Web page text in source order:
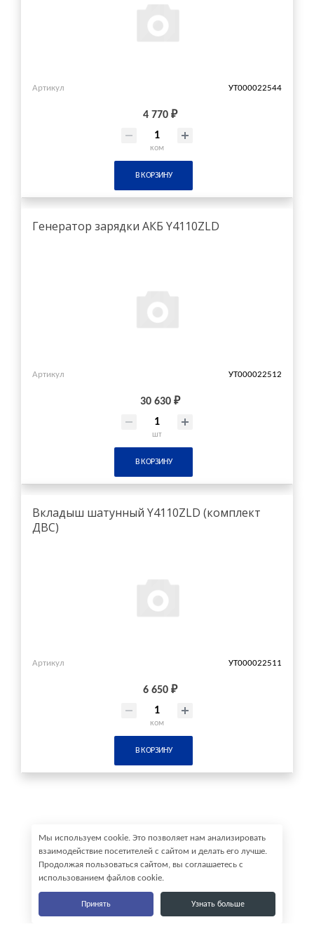
Артикул УТ000022544
4 770 ₽
ком
В КОРЗИНУ
Генератор зарядки АКБ Y4110ZLD
Артикул УТ000022512
30 630 ₽
шт
В КОРЗИНУ
Вкладыш шатунный Y4110ZLD (комплект
ДВС)
Артикул УТ000022511
6 650 ₽
ком
В КОРЗИНУ
Мы используем cookie. Это позволяет нам анализировать
взаимодействие посетителей с сайтом и делать его лучше.
Продолжая пользоваться сайтом, вы соглашаетесь с
использованием файлов cookie.
Принять Узнать больше